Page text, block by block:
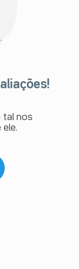
tal nos